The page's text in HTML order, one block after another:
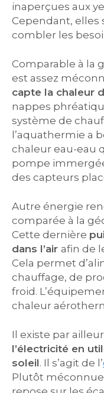
inaperçues aux
Cependant, elles
combler les
Comparable à la
est assez
capte la chaleur
nappes
système de
l’aquathermie a
chaleur eau-eau
pompe
des capteurs
Autre énergie
comparée à la
Cette dernière
dans l’air afin de
Cela permet
chauffage, de
froid.
chaleur
Il existe par
l’électricité en
soleil. Il s’agit de l’
Plutôt